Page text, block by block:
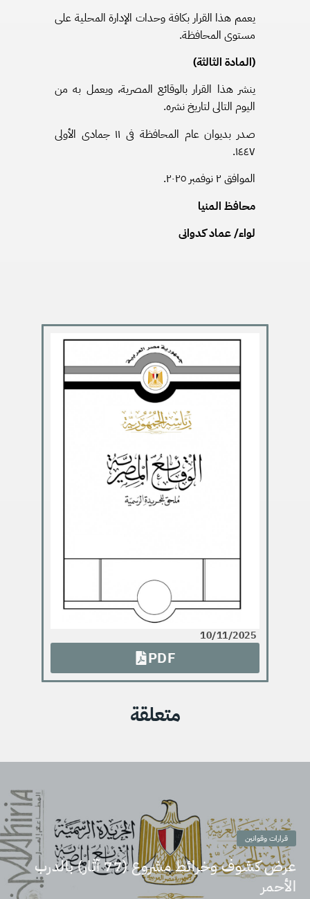
يعمم هذا القرار بكافة وحدات الإدارة المحلية على
مستوى المحافظة.
(المادة الثالثة)
ينشر هذا القرار بالوقائع المصرية، ويعمل به من
اليوم التالى لتاريخ نشره.
صدر بديوان عام المحافظة فى ١١ جمادى الأولى
١٤٤٧.
الموافق ٢ نوفمبر ٢٠٢٥.
محافظ المنيا
لواء/ عماد كدوانى
10/11/2025
PDF
متعلقة
قرارات وقوانين
عرض كشوف وخرائط مشروع (77 آثار) بالدرب
الأحمر